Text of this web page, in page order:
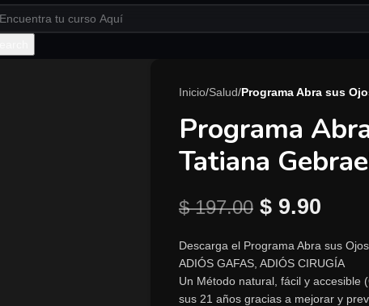
Inicio/Salud/Programa Abra sus
Programa
Tatiana
$197.00 $9.90
Descarga el Programa Abra sus
ADIÓS GAFAS, ADIÓS CIRUGÍA
Un Método natural, fácil y accesible
sus 21 años gracias a mejorar y